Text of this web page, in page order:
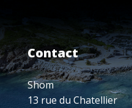
Contact
Shom
13 rue du Chatellier